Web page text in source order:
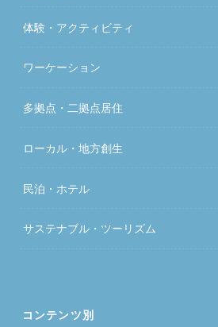
体験・アクティビティ
ワーケーション
多拠点・二拠点居住
ローカル・地方創生
民泊・ホテル
サステナブル・ツーリズム
コンテンツ別